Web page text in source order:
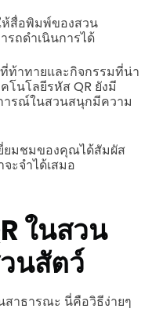
ห้สื่อพิมพ์ของสวน
ถดำเนินการได้
ท้าทายและกิจกรรมที่น่า
โนโลยีรหัส QR ยังมี
รณ์ในสวนสนุกมีความ
ยมชมของคุณได้สัมผัส
ะจำได้เสมอ
ในสวน
นสัตว์
สาธารณะ นี่คือวิธีง่ายๆ